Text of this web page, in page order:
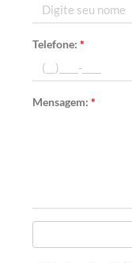
Telefone:*
Mensagem:*